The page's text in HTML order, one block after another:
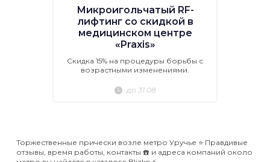
Микроигольчатый RF-
лифтинг со скидкой в
медицинском центре
«Praxis»
Скидка 15% на процедуры борьбы с
возрастными изменениями.
до 31.08
Торжественные прически возле метро Уручье ⭐️ Правдивые
отзывы, время работы, контакты ☎️ и адреса компаний около